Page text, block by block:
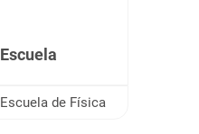
Escuela
Escuela de Física